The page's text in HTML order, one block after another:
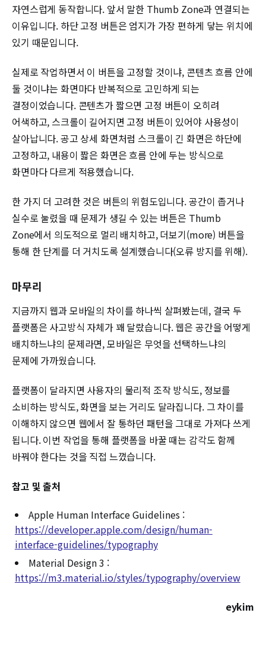
자연스럽게 동작합니다. 앞서 말한 Thumb Zone과 연결되는
이유입니다. 하단 고정 버튼은 엄지가 가장 편하게 닿는 위치에
있기 때문입니다.
실제로 작업하면서 이 버튼을 고정할 것이냐, 콘텐츠 흐름 안에
둘 것이냐는 화면마다 반복적으로 고민하게 되는
결정이었습니다. 콘텐츠가 짧으면 고정 버튼이 오히려
어색하고, 스크롤이 길어지면 고정 버튼이 있어야 사용성이
살아납니다. 공고 상세 화면처럼 스크롤이 긴 화면은 하단에
고정하고, 내용이 짧은 화면은 흐름 안에 두는 방식으로
화면마다 다르게 적용했습니다.
한 가지 더 고려한 것은 버튼의 위험도입니다. 공간이 좁거나
실수로 눌렸을 때 문제가 생길 수 있는 버튼은 Thumb
Zone에서 의도적으로 멀리 배치하고, 더보기(more) 버튼을
통해 한 단계를 더 거치도록 설계했습니다(오류 방지를 위해).
마무리
지금까지 웹과 모바일의 차이를 하나씩 살펴봤는데, 결국 두
플랫폼은 사고방식 자체가 꽤 달랐습니다. 웹은 공간을 어떻게
배치하느냐의 문제라면, 모바일은 무엇을 선택하느냐의
문제에 가까웠습니다.
플랫폼이 달라지면 사용자의 물리적 조작 방식도, 정보를
소비하는 방식도, 화면을 보는 거리도 달라집니다. 그 차이를
이해하지 않으면 웹에서 잘 통하던 패턴을 그대로 가져다 쓰게
됩니다. 이번 작업을 통해 플랫폼을 바꿀 때는 감각도 함께
바꿔야 한다는 것을 직접 느꼈습니다.
참고 및 출처
Apple Human Interface Guidelines :
https://developer.apple.com/design/human-
interface-guidelines/typography
Material Design 3 :
https://m3.material.io/styles/typography/overview
eykim